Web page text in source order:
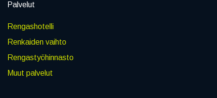
Palvelut
Rengashotelli
Renkaiden vaihto
Rengastyöhinnasto
Muut palvelut